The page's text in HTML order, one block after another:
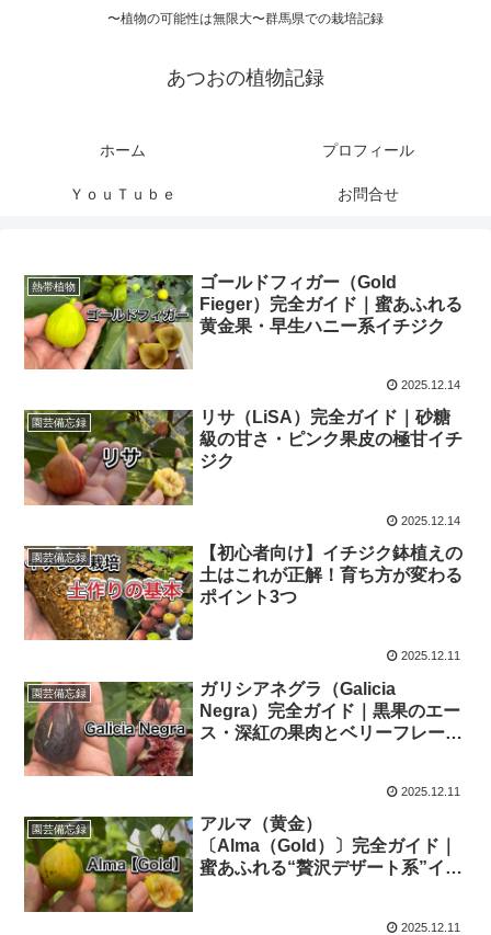
〜植物の可能性は無限大〜群馬県での栽培記録
あつおの植物記録
ホーム プロフィール
ＹｏｕＴｕｂｅ お問合せ
熱帯植物
ゴールドフィガー（Gold
Fieger）完全ガイド｜蜜あふれる
黄金果・早生ハニー系イチジク
2025.12.14
園芸備忘録
リサ（LiSA）完全ガイド｜砂糖
級の甘さ・ピンク果皮の極甘イチ
ジク
2025.12.14
園芸備忘録
【初心者向け】イチジク鉢植えの
土はこれが正解！育ち方が変わる
ポイント3つ
2025.12.11
園芸備忘録
ガリシアネグラ（Galicia
Negra）完全ガイド｜黒果のエー
ス・深紅の果肉とベリーフレーバ
2025.12.11
園芸備忘録
アルマ（黄金）
〔Alma（Gold）〕完全ガイド｜
蜜あふれる“贅沢デザート系”イチ
2025.12.11